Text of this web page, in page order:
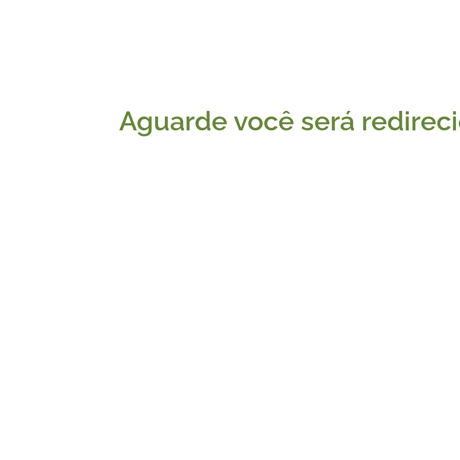
Aguarde você será